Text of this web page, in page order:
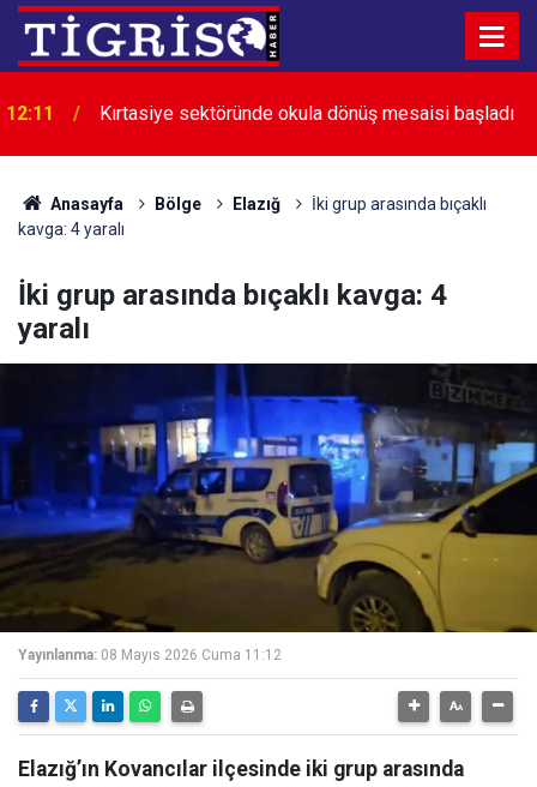
12:11 Kırtasiye sektöründe okula dönüş mesaisi başladı
Anasayfa Bölge Elazığ
İki grup arasında bıçaklı
kavga: 4 yaralı
İki grup arasında bıçaklı kavga: 4
yaralı
Yayınlanma: 08 Mayıs 2026 Cuma 11:12
Elazığ’ın Kovancılar ilçesinde iki grup arasında